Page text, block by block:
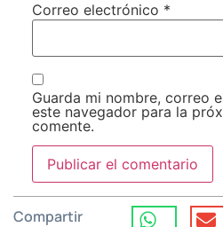
Correo electrónico *
Guarda mi nombre, correo
este navegador para la
comente.
Compartir